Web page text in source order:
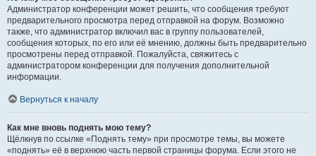
Администратор конференции может решить, что сообщения требуют
предварительного просмотра перед отправкой на форум. Возможно
также, что администратор включил вас в группу пользователей,
сообщения которых, по его или её мнению, должны быть предварительно
просмотрены перед отправкой. Пожалуйста, свяжитесь с
администратором конференции для получения дополнительной
информации.
Вернуться к началу
Как мне вновь поднять мою тему?
Щёлкнув по ссылке «Поднять тему» при просмотре темы, вы можете
«поднять» её в верхнюю часть первой страницы форума. Если этого не